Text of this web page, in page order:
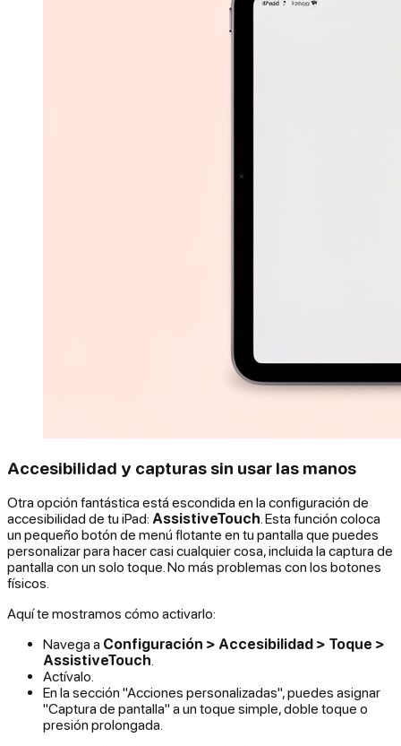
Accesibilidad y capturas sin usar las manos
Otra opción fantástica está escondida en la configuración de
accesibilidad de tu iPad: AssistiveTouch . Esta función coloca
un pequeño botón de menú flotante en tu pantalla que puedes
personalizar para hacer casi cualquier cosa, incluida la captura de
pantalla con un solo toque. No más problemas con los botones
físicos.
Aquí te mostramos cómo activarlo:
Navega a Configuración > Accesibilidad > Toque >
AssistiveTouch
Actívalo.
En la sección "Acciones personalizadas", puedes asignar
"Captura de pantalla" a un toque simple, doble toque o
presión prolongada.